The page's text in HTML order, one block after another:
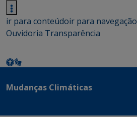
ir para conteúdoir para navegação
Ouvidoria Transparência
Mudanças Climáticas